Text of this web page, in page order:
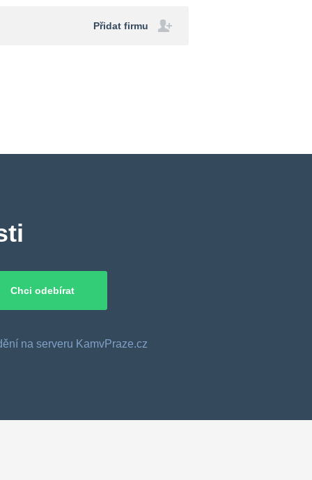
Přidat firmu
na serveru KamvPraze.cz